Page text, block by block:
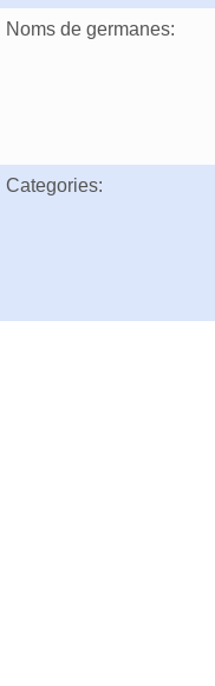
Noms de germanes:
Categories: